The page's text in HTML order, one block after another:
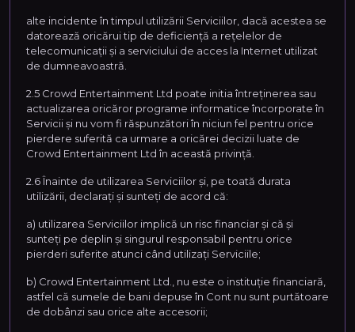
alte incidente în timpul utilizării Serviciilor, dacă acestea se
datorează oricărui tip de deficiență a rețelelor de
telecomunicații și a serviciului de acces la Internet utilizat
de dumneavoastră.
2.5 Crowd Entertainment Ltd poate initia întreținerea sau
actualizarea oricăror programe informatice încorporate în
Servicii și nu vom fi răspunzători în niciun fel pentru orice
pierdere suferită ca urmare a oricărei decizii luate de
Crowd Entertainment Ltd în această privință.
2.6 Înainte de utilizarea Serviciilor și, pe toată durata
utilizării, declarați și sunteți de acord că:
a) utilizarea Serviciilor implică un risc financiar și că și
sunteți pe deplin și singurul responsabil pentru orice
pierderi suferite atunci când utilizați Serviciile;
b) Crowd Entertainment Ltd., nu este o instituție financiară,
astfel că sumele de bani depuse în Cont nu sunt purtătoare
de dobânzi sau orice alte accesorii;